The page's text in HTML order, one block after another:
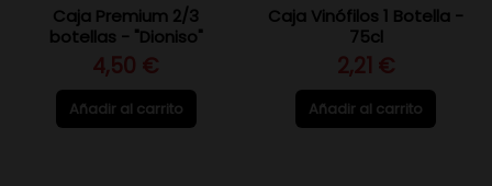
Caja Premium 2/3
botellas - "Dioniso"
4,50 €
Añadir al carrito
Caja Vinófilos 1 Botella -
75cl
2,21 €
Añadir al carrito